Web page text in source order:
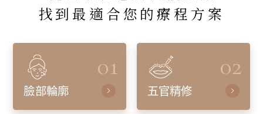
找到最適合您的療程方案
01
臉部輪廓
02
五官精修